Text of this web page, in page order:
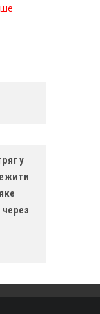
у
через